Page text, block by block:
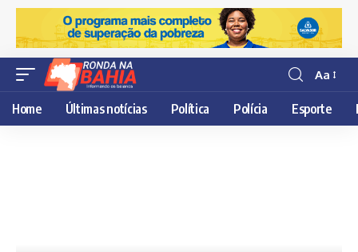
Resisor
de
fonte
Aa
Home Últimas notícias Política Polícia Esporte